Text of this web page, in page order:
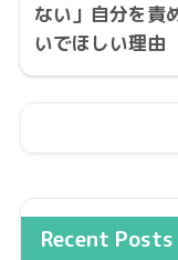
ない」自分を責
いでほしい理由
Recent Posts